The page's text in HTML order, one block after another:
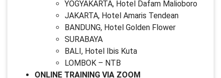
YOGYAKARTA, Hotel Dafam Malioboro
JAKARTA, Hotel Amaris Tendean
BANDUNG, Hotel Golden Flower
SURABAYA
BALI, Hotel Ibis Kuta
LOMBOK – NTB
ONLINE TRAINING VIA ZOOM